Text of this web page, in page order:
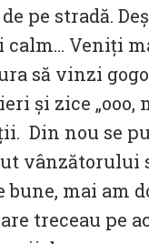
pe stradă.
calm… Veniți
să vinzi
și zice „ooo,
nou se
vânzătorului
bune, mai am
treceau pe